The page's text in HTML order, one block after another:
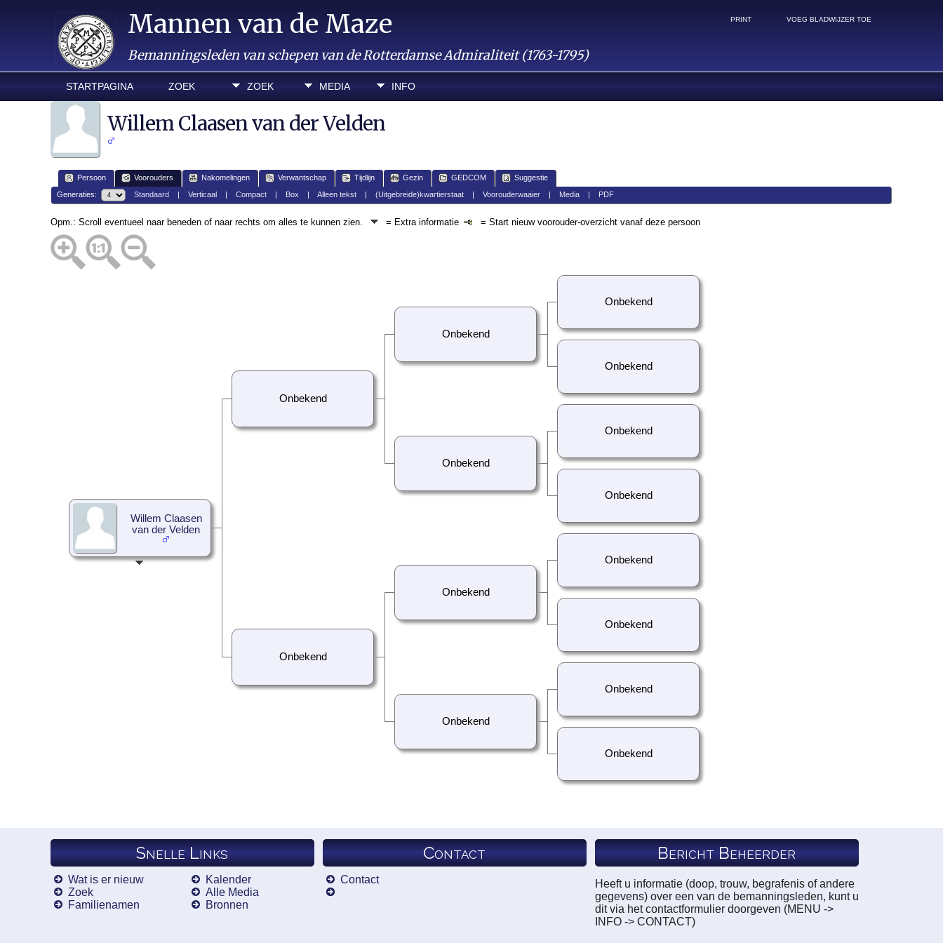
Mannen van de Maze
Bemanningsleden van schepen van de Rotterdamse Admiraliteit (1763-1795)
STARTPAGINA ZOEK ZOEK MEDIA INFO
PRINT VOEG BLADWIJZER TOE
Willem Claasen van der Velden
Persoon Voorouders Nakomelingen Verwantschap Tijdlijn Gezin GEDCOM Suggestie
Generaties: Standaard| Verticaal| Compact| Box | Alleen tekst| (Uitgebreide)kwartierstaat| Voorouderwaaier| Media| PDF
Opm.: Scroll eventueel naar beneden of naar rechts om alles te kunnen zien. = Extra informatie = Start nieuw voorouder-overzicht vanaf deze persoon
Willem Claasen
van der Velden
Onbekend
Onbekend
Onbekend
Onbekend
Onbekend
Onbekend
Onbekend
Onbekend
Onbekend
Onbekend
Onbekend
Onbekend
Onbekend
Onbekend
Snelle Links
Wat is er nieuw
Zoek
Familienamen
Kalender
Alle Media
Bronnen
Contact
Contact
Bericht Beheerder
Heeft u informatie (doop, trouw, begrafenis of andere
gegevens) over een van de bemanningsleden, kunt u
dit via het contactformulier doorgeven (MENU ->
INFO -> CONTACT)